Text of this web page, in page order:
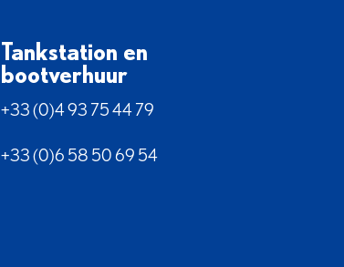
Tankstation en
bootverhuur
+33 (0)4 93 75 44 79
+33 (0)6 58 50 69 54